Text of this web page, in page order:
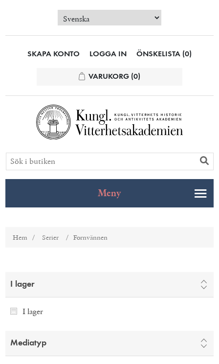
SKAPA KONTO LOGGA IN ÖNSKELISTA (0)
VARUKORG (0)
Meny
Hem / Serier / Fornvännen
I lager
I lager
Mediatyp